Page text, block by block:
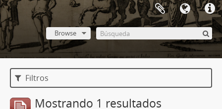
Browse
Filtros
Mostrando 1 resultados